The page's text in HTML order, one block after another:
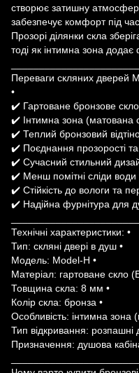
створює затишну
забезпечує комфорт під
Прозорі ділянки скла
тоді як інтимна зона додає
Переваги скляних дверей
•
✔️ Гартоване бронзове скло
✔️ Інтимна зона (матована
✔️ Теплий бронзовий
✔️ Поєднання прозорості
✔️ Сучасний стильний
✔️ Менш помітні сліди води
✔️ Стійкість до вологи та
✔️ Надійна фурнітура для
Технічні характеристики: •
Тип: скляні двері в душ •
Модель: Model-H •
Матеріал: гартоване скло
Товщина скла: 8 мм •
Колір скла: бронза •
Особливість: інтимна зона
Тип відкривання: розпашні
Призначення: душова